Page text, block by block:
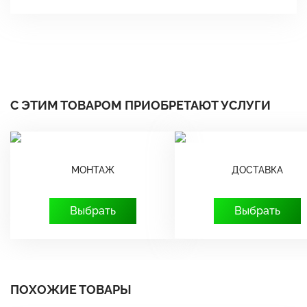
С ЭТИМ ТОВАРОМ ПРИОБРЕТАЮТ УСЛУГИ
МОНТАЖ
Выбрать
ДОСТАВКА
Выбрать
ПОХОЖИЕ ТОВАРЫ